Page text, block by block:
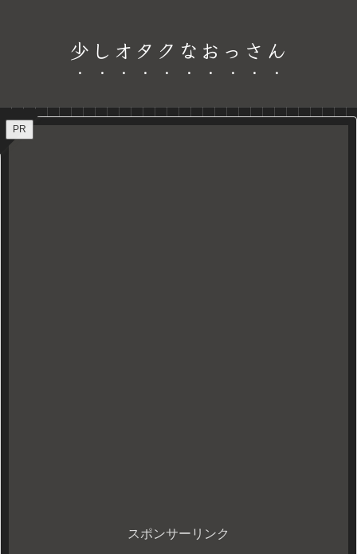
少しオタクなおっさん
PR
スポンサーリンク